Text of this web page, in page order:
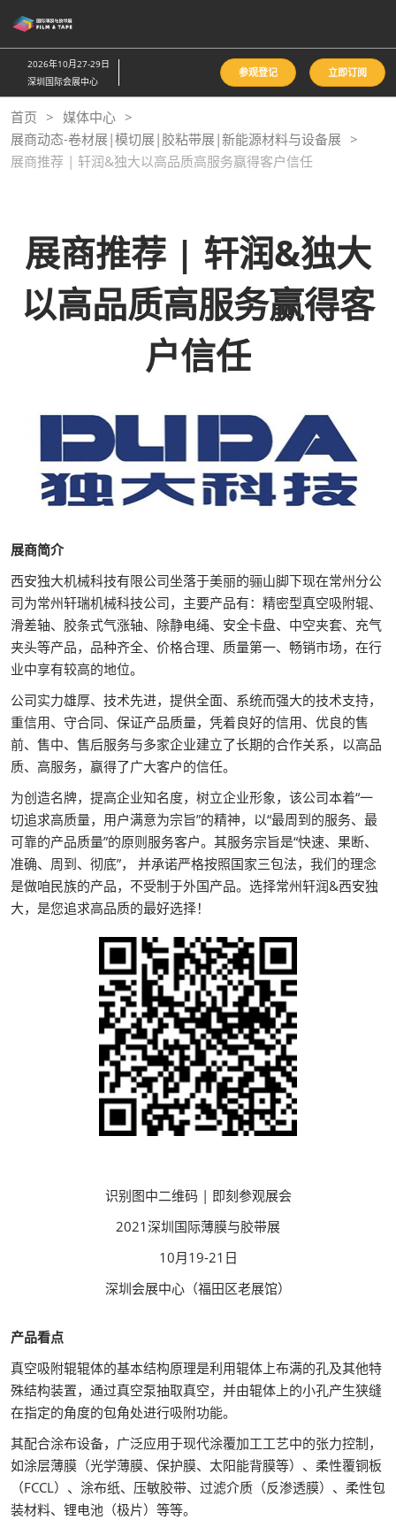
接
跳
至
内
容
2026年10月27-29日
深圳国际会展中心
参观登记 立即订阅
首页
媒体中心
展商动态-卷材展|模切展|胶粘带展|新能源材料与设备展
展商推荐 | 轩润&独大以高品质高服务赢得客户信任
展商推荐 | 轩润&独大
以高品质高服务赢得客
户信任
展商简介
西安独大机械科技有限公司坐落于美丽的骊山脚下现在常州分公
司为常州轩瑞机械科技公司，主要产品有：精密型真空吸附辊、
滑差轴、胶条式气涨轴、除静电绳、安全卡盘、中空夹套、充气
夹头等产品，品种齐全、价格合理、质量第一、畅销市场，在行
业中享有较高的地位。
公司实力雄厚、技术先进，提供全面、系统而强大的技术支持，
重信用、守合同、保证产品质量，凭着良好的信用、优良的售
前、售中、售后服务与多家企业建立了长期的合作关系，以高品
质、高服务，赢得了广大客户的信任。
为创造名牌，提高企业知名度，树立企业形象，该公司本着“一
切追求高质量，用户满意为宗旨”的精神，以“最周到的服务、最
可靠的产品质量”的原则服务客户。其服务宗旨是“快速、果断、
准确、周到、彻底”， 并承诺严格按照国家三包法，我们的理念
是做咱民族的产品，不受制于外国产品。选择常州轩润&西安独
大，是您追求高品质的最好选择！
识别图中二维码 | 即刻参观展会
2021深圳国际薄膜与胶带展
10月19-21日
深圳会展中心（福田区老展馆）
产品看点
真空吸附辊辊体的基本结构原理是利用辊体上布满的孔及其他特
殊结构装置，通过真空泵抽取真空，并由辊体上的小孔产生狭缝
在指定的角度的包角处进行吸附功能。
其配合涂布设备，广泛应用于现代涂覆加工工艺中的张力控制，
如涂层薄膜（光学薄膜、保护膜、太阳能背膜等）、柔性覆铜板
（FCCL）、涂布纸、压敏胶带、过滤介质（反渗透膜）、柔性包
装材料、锂电池（极片）等等。